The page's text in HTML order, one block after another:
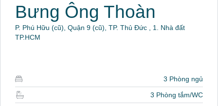
Bưng Ông Thoàn
P. Phú Hữu (cũ), Quận 9 (cũ), TP. Thủ Đức , 1. Nhà đất
TP.HCM
3 Phòng ngủ
3 Phòng tắm/WC